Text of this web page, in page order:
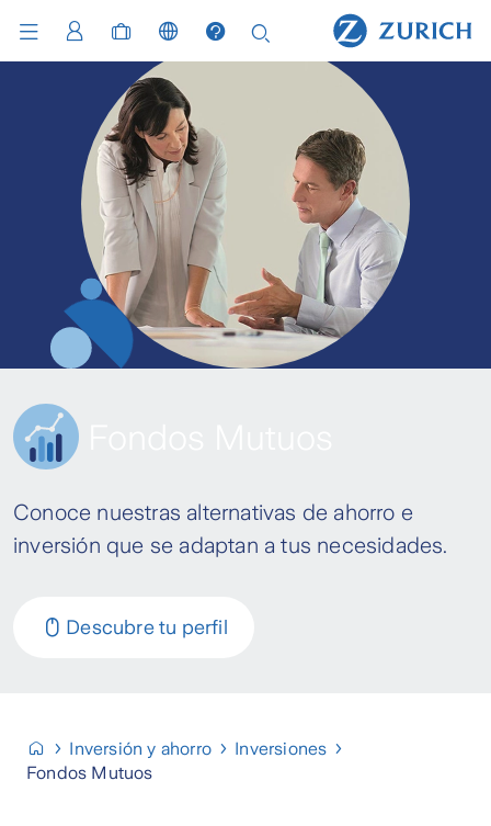
Conoce nuestras alternativas de ahorro e
inversión que se adaptan a tus necesidades.
Descubre tu perfil
Inversión y ahorro
Inversiones
Fondos Mutuos